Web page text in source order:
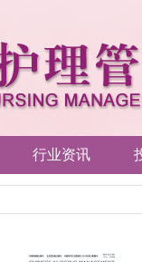
行业资讯